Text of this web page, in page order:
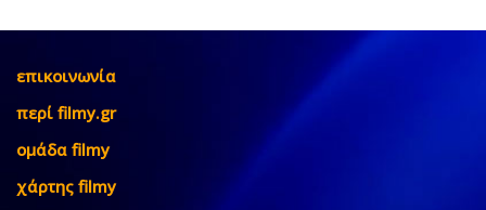
επικοινωνία
περί filmy.gr
ομάδα filmy
χάρτης filmy